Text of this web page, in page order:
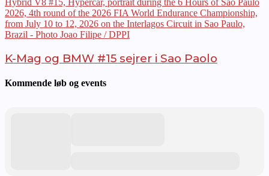
K-Mag og BMW #15 sejrer i Sao Paolo
Kommende løb og events